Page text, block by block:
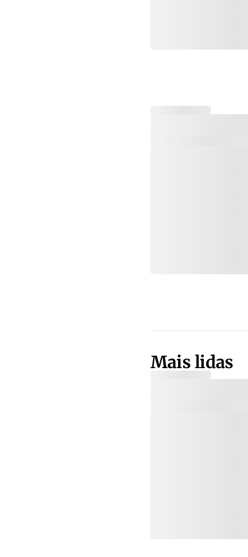
Mais lidas